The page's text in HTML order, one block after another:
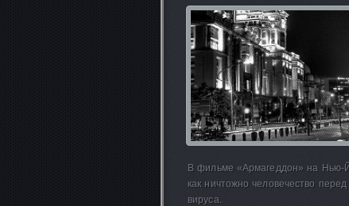
В фильме «Армагеддон» на Нью-
как ничтожно человечество
вируса.